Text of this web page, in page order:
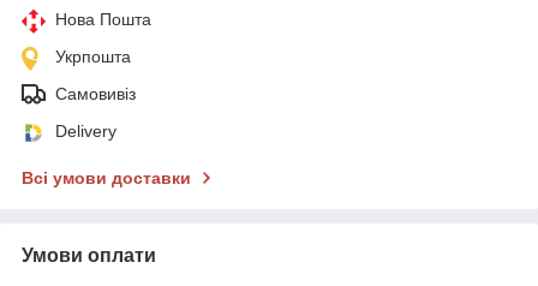
Нова Пошта
Укрпошта
Самовивіз
Delivery
Всі умови доставки
Умови оплати